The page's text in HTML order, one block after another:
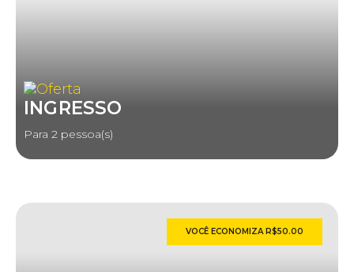
INGRESSO
Para 2 pessoa(s)
VOCÊ ECONOMIZA R$50.00